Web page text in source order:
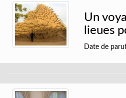
Un
lieues
Date de